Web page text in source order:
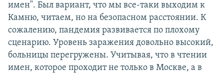
имен". Был вариант, что мы все-таки выходим к
Камню, читаем, но на безопасном расстоянии. К
сожалению, пандемия развивается по плохому
сценарию. Уровень заражения довольно высокий,
больницы перегружены. Учитывая, что в чтении
имен, которое проходит не только в Москве, а в